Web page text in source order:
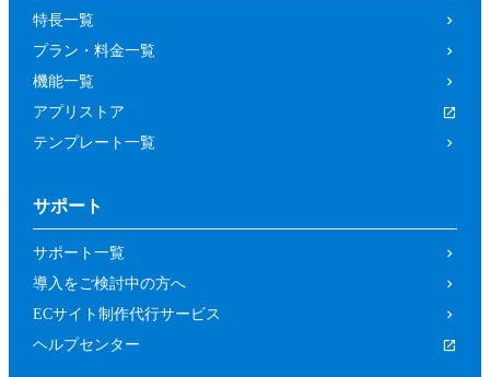
特長一覧
プラン・料金一覧
機能一覧
アプリストア
テンプレート一覧
サポート
サポート一覧
導入をご検討中の方へ
ECサイト制作代行サービス
ヘルプセンター